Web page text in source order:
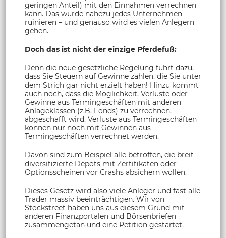
geringen Anteil) mit den Einnahmen verrechnen
kann. Das würde nahezu jedes Unternehmen
ruinieren – und genauso wird es vielen Anlegern
gehen.
Doch das ist nicht der einzige Pferdefuß:
Denn die neue gesetzliche Regelung führt dazu,
dass Sie Steuern auf Gewinne zahlen, die Sie unter
dem Strich gar nicht erzielt haben! Hinzu kommt
auch noch, dass die Möglichkeit, Verluste oder
Gewinne aus Termingeschäften mit anderen
Anlageklassen (z.B. Fonds) zu verrechnen,
abgeschafft wird. Verluste aus Termingeschäften
können nur noch mit Gewinnen aus
Termingeschäften verrechnet werden.
Davon sind zum Beispiel alle betroffen, die breit
diversifizierte Depots mit Zertifikaten oder
Optionsscheinen vor Crashs absichern wollen.
Dieses Gesetz wird also viele Anleger und fast alle
Trader massiv beeinträchtigen. Wir von
Stockstreet haben uns aus diesem Grund mit
anderen Finanzportalen und Börsenbriefen
zusammengetan und eine Petition gestartet.